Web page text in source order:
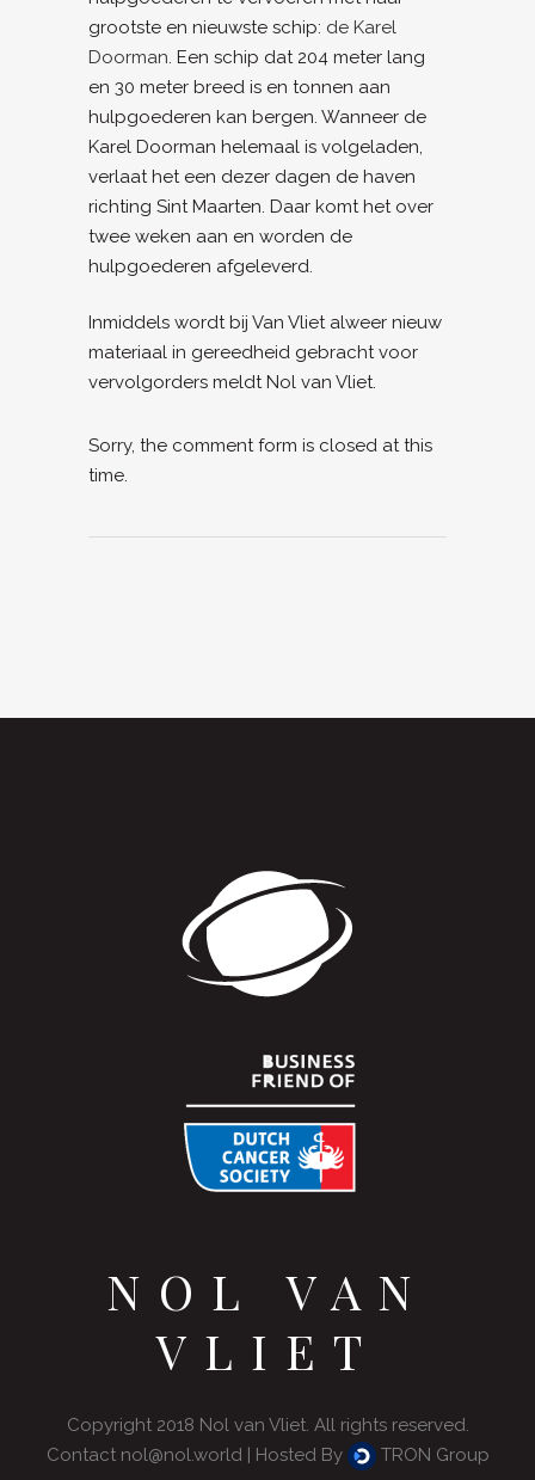
grootste en nieuwste schip: de Karel
Doorman. Een schip dat 204 meter lang
en 30 meter breed is en tonnen aan
hulpgoederen kan bergen. Wanneer de
Karel Doorman helemaal is volgeladen,
verlaat het een dezer dagen de haven
richting Sint Maarten. Daar komt het over
twee weken aan en worden de
hulpgoederen afgeleverd.
Inmiddels wordt bij Van Vliet alweer nieuw
materiaal in gereedheid gebracht voor
vervolgorders meldt Nol van Vliet.
Sorry, the comment form is closed at this
time.
NOL VAN
VLIET
Copyright 2018 Nol van Vliet. All rights reserved.
Contact nol@nol.world| Hosted By TRON Group